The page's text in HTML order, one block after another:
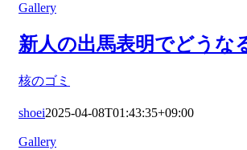
Gallery
新人の出馬表明でどうな
核のゴミ
shoei2025-04-08T01:43:35+09:00
Gallery